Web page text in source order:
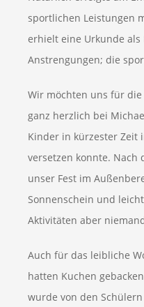
sportlichen Leistungen
erhielt eine Urkunde
Anstrengungen; die
Wir möchten uns für
ganz herzlich bei
Kinder in kürzester Zeit
versetzen konnte. Nach
unser Fest im
Sonnenschein und
Aktivitäten aber
Auch für das leibliche
hatten Kuchen
wurde von den